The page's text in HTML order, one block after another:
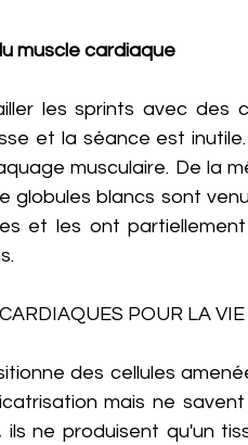
muscle cardiaque
les sprints avec des
et la séance est
musculaire. De la
globules blancs sont
et les ont
POUR LA
des cellules
mais ne
ils ne produisent qu'un